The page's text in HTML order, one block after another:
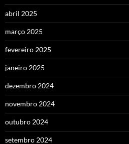
abril 2025
março 2025
fevereiro 2025
janeiro 2025
dezembro 2024
novembro 2024
outubro 2024
setembro 2024